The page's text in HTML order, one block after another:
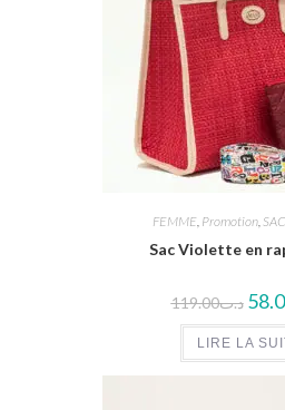
FEMME, Promotion, SAC
Sac Violette en
د.ت119.00
LIRE LA